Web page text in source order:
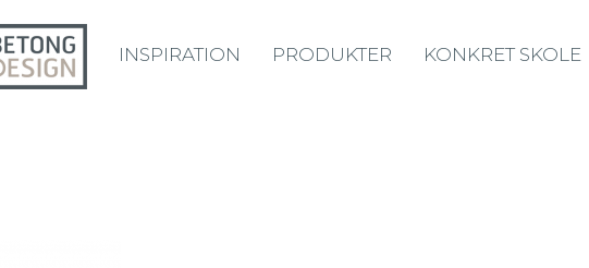
INSPIRATION PRODUKTER KONKRET SKOLE